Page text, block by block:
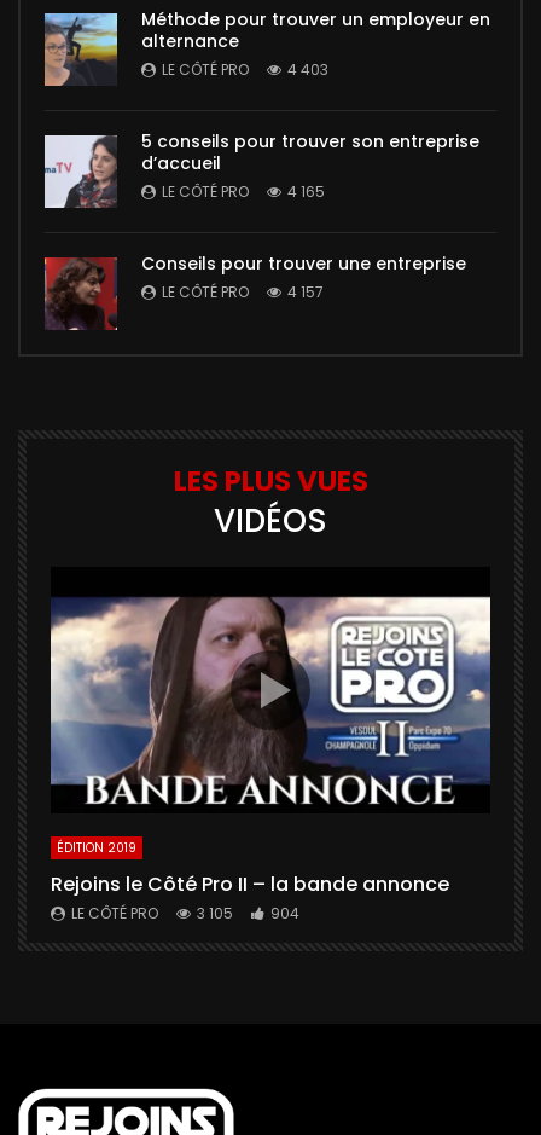
Méthode pour trouver un employeur en
alternance
LE CÔTÉ PRO 4 403
5 conseils pour trouver son entreprise
d’accueil
LE CÔTÉ PRO 4 165
Conseils pour trouver une entreprise
LE CÔTÉ PRO 4 157
LES PLUS VUES
VIDÉOS
ÉDITION 2019
Rejoins le Côté Pro II – la bande annonce
LE CÔTÉ PRO 3 105 904